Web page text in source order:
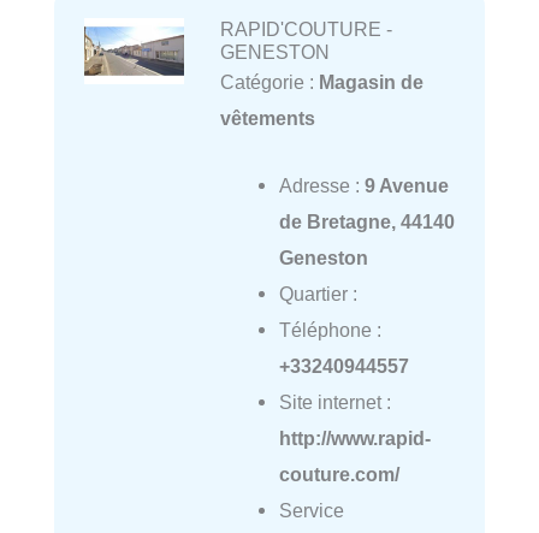
RAPID'COUTURE -
GENESTON
Catégorie : Magasin de
vêtements
Adresse : 9 Avenue
de Bretagne, 44140
Geneston
Quartier :
Téléphone :
+33240944557
Site internet :
http://www.rapid-
couture.com/
Service